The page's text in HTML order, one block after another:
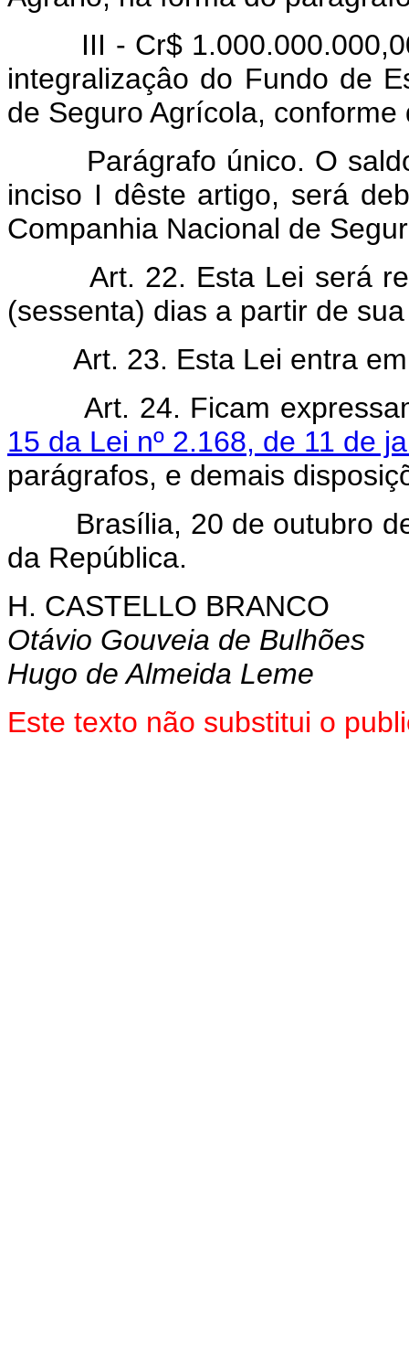
III - Cr$
integralizaçâo do Fundo de
de Seguro Agrícola, conforme
Parágrafo único. O
inciso I dêste artigo, será
Companhia Nacional de
Art. 22. Esta Lei será
(sessenta) dias a partir de
Art. 23. Esta Lei entra
Art. 24. Ficam
15 da Lei nº 2.168, de 11 de
parágrafos, e demais
Brasília, 20 de outubro de
da República.
H. CASTELLO BRANCO
Otávio Gouveia de Bulhões
Hugo de Almeida Leme
Este texto não substitui o